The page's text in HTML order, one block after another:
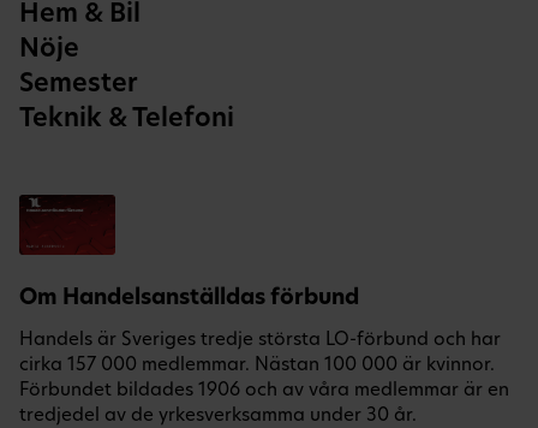
Hem & Bil
Nöje
Semester
Teknik & Telefoni
Om Handelsanställdas förbund
Handels är Sveriges tredje största LO-förbund och har
cirka 157 000 medlemmar. Nästan 100 000 är kvinnor.
Förbundet bildades 1906 och av våra medlemmar är en
tredjedel av de yrkesverksamma under 30 år.